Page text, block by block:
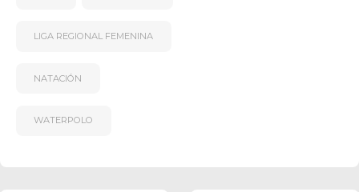
LIGA REGIONAL FEMENINA
NATACIÓN
WATERPOLO